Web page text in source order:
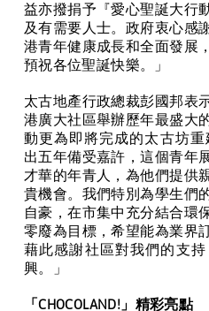
益亦撥捐予『愛心聖誕大行
及有需要人士。政府衷心感
港青年健康成長和全面發展
預祝各位聖誕快樂。」
太古地產行政總裁彭國邦表
港廣大社區舉辦歷年最盛大
動更為即將完成的太古坊重
出五年備受嘉許，這個青年
才華的年青人，為他們提供
貴機會。我們特別為學生們
自豪，在市集中充分結合環
零廢為目標，希望能為業界
藉此感謝社區對我們的支
興。」
「CHOCOLAND! 」精彩亮點